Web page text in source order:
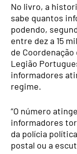
No livro, a
sabe quantos
podendo,
entre dez a 15
de Coordenação
Legião
informadores
regime.
“O número
informadores
da polícia
postal ou a